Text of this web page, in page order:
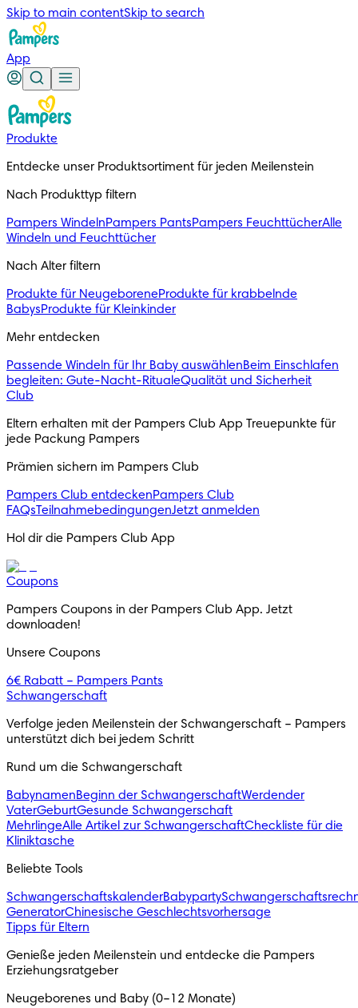
Skip to main contentSkip to search
App
Produkte
Entdecke unser Produktsortiment für jeden Meilenstein
Nach Produkttyp filtern
Pampers WindelnPampers PantsPampers FeuchttücherAlle
Windeln und Feuchttücher
Nach Alter filtern
Produkte für NeugeboreneProdukte für krabbelnde
BabysProdukte für Kleinkinder
Mehr entdecken
Passende Windeln für Ihr Baby auswählenBeim Einschlafen
begleiten: Gute-Nacht-RitualeQualität und Sicherheit
Club
Eltern erhalten mit der Pampers Club App Treuepunkte für
jede Packung Pampers
Prämien sichern im Pampers Club
Pampers Club entdeckenPampers Club
FAQsTeilnahmebedingungenJetzt anmelden
Hol dir die Pampers Club App
Coupons
Pampers Coupons in der Pampers Club App. Jetzt
downloaden!
Unsere Coupons
6€ Rabatt – Pampers Pants
Schwangerschaft
Verfolge jeden Meilenstein der Schwangerschaft – Pampers
unterstützt dich bei jedem Schritt
Rund um die Schwangerschaft
BabynamenBeginn der SchwangerschaftWerdender
VaterGeburtGesunde Schwangerschaft
MehrlingeAlle Artikel zur SchwangerschaftCheckliste für die
Kliniktasche
Beliebte Tools
SchwangerschaftskalenderBabyparty
GeneratorChinesische Geschlechtsvorhersage
Tipps für Eltern
Genieße jeden Meilenstein und entdecke die Pampers
Erziehungsratgeber
Neugeborenes und Baby (0–12 Monate)